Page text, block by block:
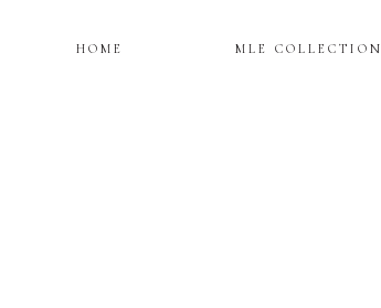
HOME MLE COLLECTION